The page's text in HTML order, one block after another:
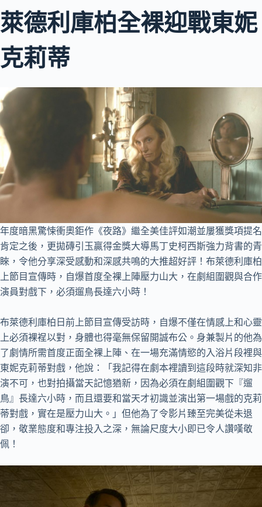
萊德利庫柏全裸迎戰東妮
克莉蒂
年度暗黑驚悚衝奧鉅作《夜路》繼全美佳評如潮並屢獲獎項提名
肯定之後，更拋磚引玉贏得金獎大導馬丁史柯西斯強力背書的青
睞，令他分享深受感動和深感共鳴的大推超好評！布萊德利庫柏
上節目宣傳時，自爆首度全裸上陣壓力山大，在劇組圍觀與合作
演員對戲下，必須遛鳥長達六小時！
布萊德利庫柏日前上節目宣傳受訪時，自爆不僅在情感上和心靈
上必須裸裎以對，身體也得毫無保留開誠布公。身兼製片的他為
了劇情所需首度正面全裸上陣、在一場充滿情慾的入浴片段裡與
東妮克莉蒂對戲，他說：「我記得在劇本裡讀到這段時就深知非
演不可，也對拍攝當天記憶猶新，因為必須在劇組圍觀下『遛
鳥』長達六小時，而且還要和當天才初識並演出第一場戲的克莉
蒂對戲，實在是壓力山大。」但他為了令影片臻至完美從未退
卻，敬業態度和專注投入之深，無論尺度大小即已令人讚嘆敬
佩！